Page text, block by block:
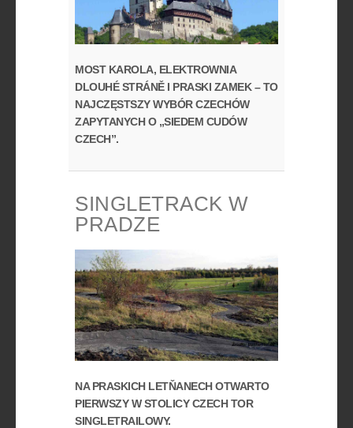
MOST KAROLA, ELEKTROWNIA
DLOUHÉ STRÁNĚ I PRASKI ZAMEK – TO
NAJCZĘSTSZY WYBÓR CZECHÓW
ZAPYTANYCH O „SIEDEM CUDÓW
CZECH”.
SINGLETRACK W
PRADZE
NA PRASKICH LETŇANECH OTWARTO
PIERWSZY W STOLICY CZECH TOR
SINGLETRAILOWY.